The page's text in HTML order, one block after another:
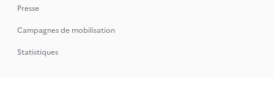
Presse
Campagnes de mobilisation
Statistiques